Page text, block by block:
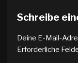
Schreibe
Deine E-Mail-
Erforderliche